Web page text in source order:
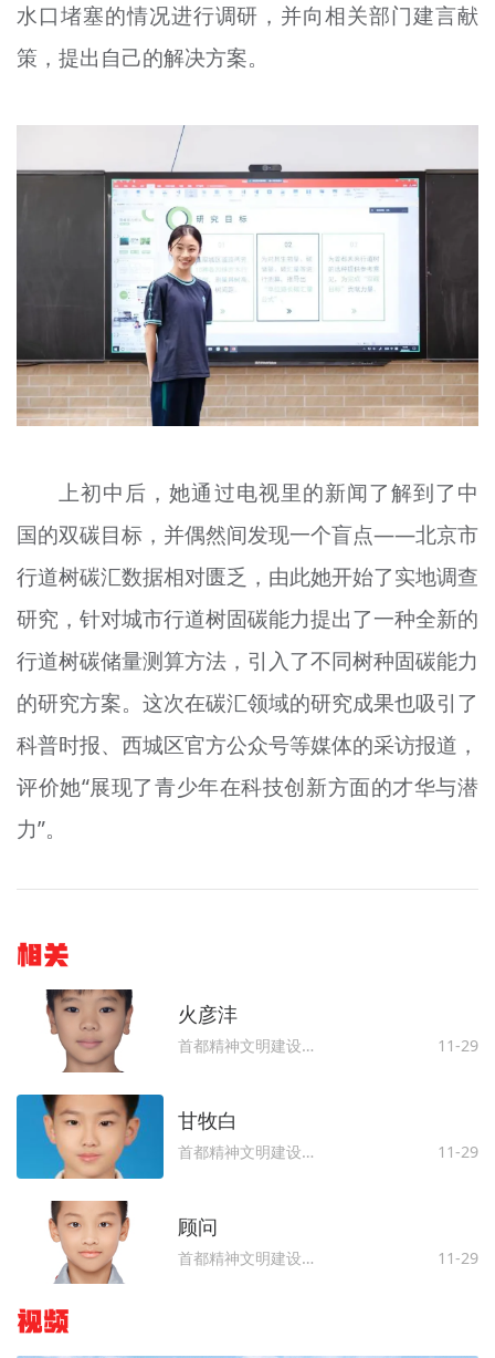
水口堵塞的情况进行调研，并向相关部门建言献
策，提出自己的解决方案。
上初中后，她通过电视里的新闻了解到了中
国的双碳目标，并偶然间发现一个盲点——北京市
行道树碳汇数据相对匮乏，由此她开始了实地调查
研究，针对城市行道树固碳能力提出了一种全新的
行道树碳储量测算方法，引入了不同树种固碳能力
的研究方案。这次在碳汇领域的研究成果也吸引了
科普时报、西城区官方公众号等媒体的采访报道，
评价她“展现了青少年在科技创新方面的才华与潜
力”。
相关
火彦沣
首都精神文明建设委员会办公室 11-29
甘牧白
首都精神文明建设委员会办公室 11-29
顾问
首都精神文明建设委员会办公室 11-29
视频